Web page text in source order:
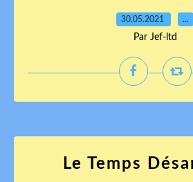
30.05.2021 …
Par Jef-ltd
Le Temps